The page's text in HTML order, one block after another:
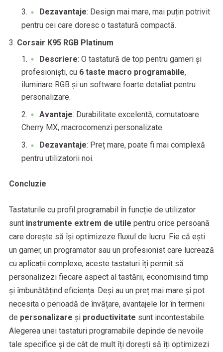
Dezavantaje: Design mai mare, mai puțin potrivit
pentru cei care doresc o tastatură compactă.
Corsair K95 RGB Platinum
Descriere: O tastatură de top pentru gameri și
profesioniști, cu 6 taste macro programabile,
iluminare RGB și un software foarte detaliat pentru
personalizare.
Avantaje: Durabilitate excelentă, comutatoare
Cherry MX, macrocomenzi personalizate.
Dezavantaje: Preț mare, poate fi mai complexă
pentru utilizatorii noi.
Concluzie
Tastaturile cu profil programabil în funcție de utilizator
sunt instrumente extrem de utile pentru orice persoană
care dorește să își optimizeze fluxul de lucru. Fie că ești
un gamer, un programator sau un profesionist care lucrează
cu aplicații complexe, aceste tastaturi îți permit să
personalizezi fiecare aspect al tastării, economisind timp
și îmbunătățind eficiența. Deși au un preț mai mare și pot
necesita o perioadă de învățare, avantajele lor în termeni
de personalizare și productivitate sunt incontestabile.
Alegerea unei tastaturi programabile depinde de nevoile
tale specifice și de cât de mult îți dorești să îți optimizezi